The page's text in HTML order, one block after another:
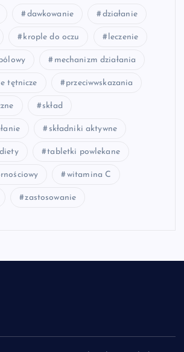
dawkowanie działanie
krople do oczu leczenie
mechanizm działania
tętnicze przeciwwskazania
skład
składniki aktywne
tabletki powlekane
witamina C
zastosowanie